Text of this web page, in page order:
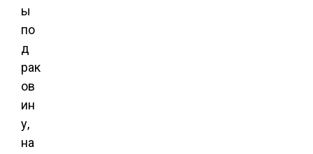
ы
по
д
рак
ов
ин
у,
на